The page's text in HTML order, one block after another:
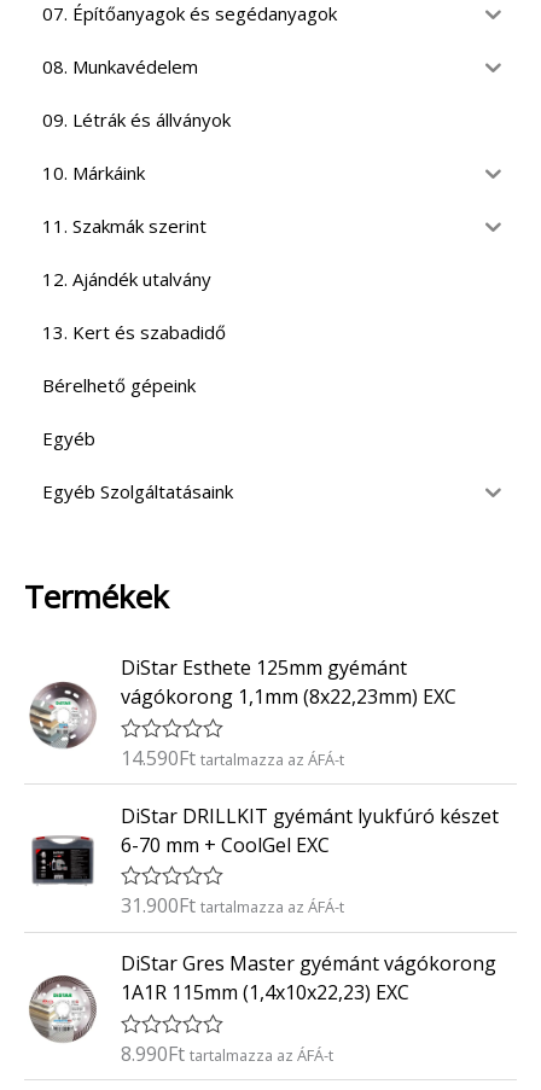
07. Építőanyagok és segédanyagok
08. Munkavédelem
09. Létrák és állványok
10. Márkáink
11. Szakmák szerint
12. Ajándék utalvány
13. Kert és szabadidő
Bérelhető gépeink
Egyéb
Egyéb Szolgáltatásaink
Termékek
DiStar Esthete 125mm gyémánt
vágókorong 1,1mm (8x22,23mm) EXC
É
é
k
e
l
s
:
/
5
14.590Ft tartalmazza az ÁFÁ-t
DiStar DRILLKIT gyémánt lyukfúró készet
6-70 mm + CoolGel EXC
É
é
k
e
l
é
s
:
31.900Ft tartalmazza az ÁFÁ-t
DiStar Gres Master gyémánt vágókorong
1A1R 115mm (1,4x10x22,23) EXC
É
8.990Ft tartalmazza az ÁFÁ-t